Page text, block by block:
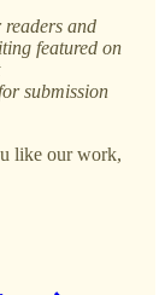
readers and
featured on
submission
like our work,